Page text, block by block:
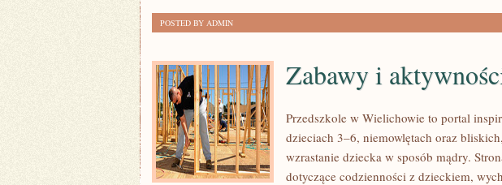
POSTED BY ADMIN
Zabawy i
Przedszkole w Wielichowie to portal
dzieciach 3–6, niemowlętach oraz
wzrastanie dziecka w sposób mądry.
dotyczące codzienności z dzieckiem,